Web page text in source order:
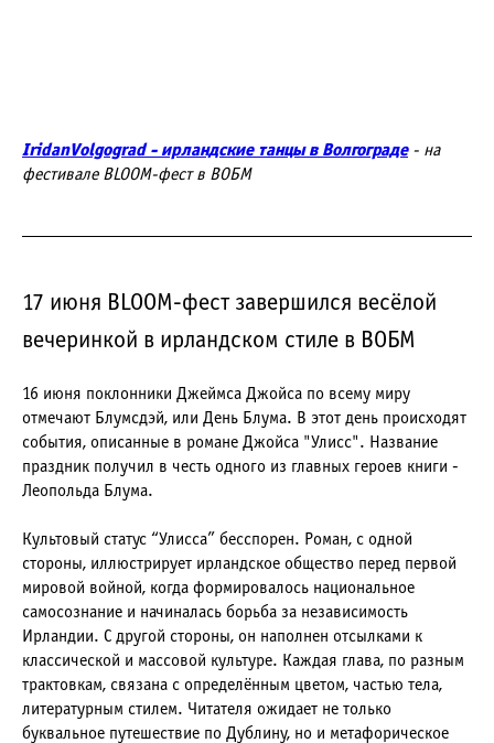
IridanVolgograd - ирландские танцы в Волгограде- на
фестивале BLOOM-фест в ВОБМ
17 июня BLOOM-фест завершился весёлой
вечеринкой в ирландском стиле в ВОБМ
16 июня поклонники Джеймса Джойса по всему миру
отмечают Блумсдэй, или День Блума. В этот день происходят
события, описанные в романе Джойса "Улисс". Название
праздник получил в честь одного из главных героев книги -
Леопольда Блума.
Культовый статус “Улисса” бесспорен. Роман, с одной
стороны, иллюстрирует ирландское общество перед первой
мировой войной, когда формировалось национальное
самосознание и начиналась борьба за независимость
Ирландии. С другой стороны, он наполнен отсылками к
классической и массовой культуре. Каждая глава, по разным
трактовкам, связана с определённым цветом, частью тела,
литературным стилем. Читателя ожидает не только
буквальное путешествие по Дублину, но и метафорическое